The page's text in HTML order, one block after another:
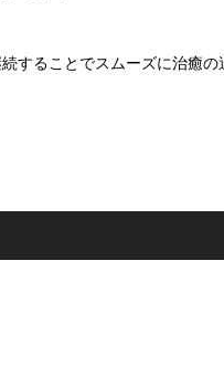
することでスムーズに治癒の